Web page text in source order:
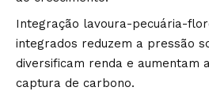
Integração lavoura-pecuária-
integrados reduzem a pressão
diversificam renda e aumentam
captura de carbono.